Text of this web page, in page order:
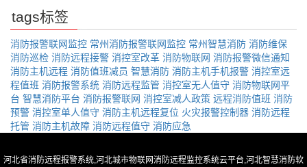
tags标签
消防报警联网监控 常州消防报警联网监控 常州智慧消防 消防维保
消防巡检 消防远程接警 消控室改革 消防物联网 消防报警微信通知
消防主机远程 消防值班减员 智慧消防 消防主机手机报警 消控室远
程值班 消防报警系统 消防远程监管 消控室无人值守 消防物联网平
台 智慧消防平台 消防报警联网 消控室减人政策 远程消防值班 消防
预警 消控室单人值守 消防主机远程复位 火灾报警控制器 消防远程
托管 消防主机故障 消防远程值守 消防应急
河北省消防远程报警系统,河北城市物联网消防远程监控系统云平台,河北智慧消防软